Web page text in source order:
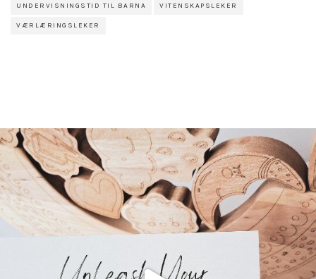
UNDERVISNINGSTID TIL BARNA VITENSKAPSLEKER
VÆRLÆRINGSLEKER